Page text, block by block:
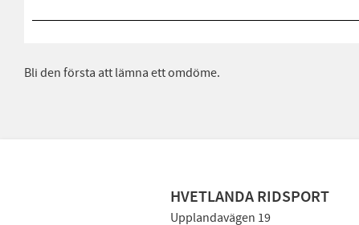
Bli den första att lämna ett omdöme.
HVETLANDA RIDSPORT
Upplandavägen 19